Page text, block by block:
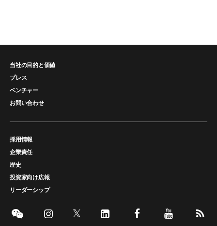
当社の目的と価値
プレス
ベンチャー
お問い合わせ
採用情報
企業責任
歴史
投資家向け広報
リーダーシップ